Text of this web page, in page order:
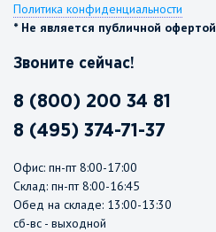
Политика конфиденциальности
* Не является публичной офертой
Звоните сейчас!
8 (800) 200 34 81
8 (495) 374-71-37
Офис: пн-пт 8:00-17:00
Склад: пн-пт 8:00-16:45
Обед на складе: 13:00-13:30
сб-вс - выходной